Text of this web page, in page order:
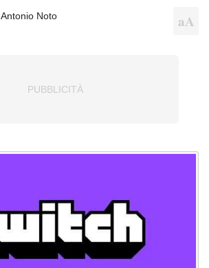
Antonio Noto